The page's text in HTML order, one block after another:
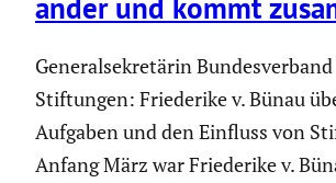
ander und kommt
General­se­kre­tärin
Stiftungen: Friede­rike v. Bünau
Aufgaben und den Einfluss von
Anfang März war Friede­rike v.